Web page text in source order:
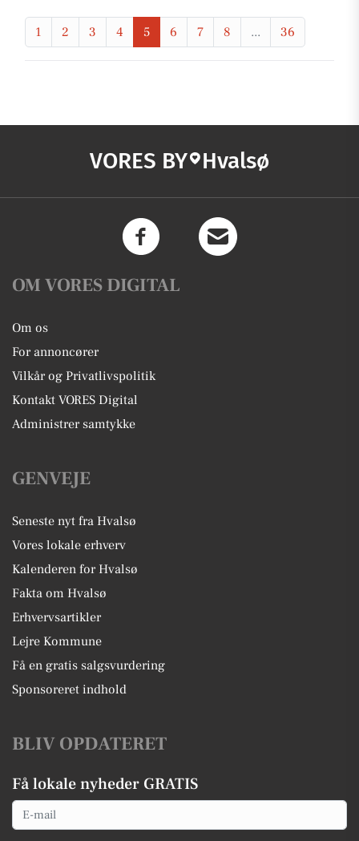
1 2 3 4 5 6 7 8 ... 36
VORES BY Hvalsø
OM VORES DIGITAL
Om os
For annoncører
Vilkår og Privatlivspolitik
Kontakt VORES Digital
Administrer samtykke
GENVEJE
Seneste nyt fra Hvalsø
Vores lokale erhverv
Kalenderen for Hvalsø
Fakta om Hvalsø
Erhvervsartikler
Lejre Kommune
Få en gratis salgsvurdering
Sponsoreret indhold
BLIV OPDATERET
Få lokale nyheder GRATIS
Email